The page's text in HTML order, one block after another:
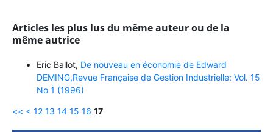
Articles les plus lus du même auteur ou de la
même autrice
Eric Ballot, De nouveau en économie de Edward
DEMING,Revue Française de Gestion Industrielle: Vol. 15
No 1 (1996)
<< < 12 13 14 15 16 17